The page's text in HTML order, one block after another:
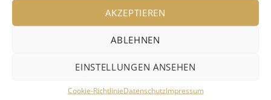
AKZEPTIEREN
ABLEHNEN
EINSTELLUNGEN ANSEHEN
Cookie-RichtlinieDatenschutzImpressum
gute Taten zu vollbringen. Doch ob sie dabei
alles so macht, wie es sich die Oberhexe
zeigt Otfried Preußler raffiniert, wie